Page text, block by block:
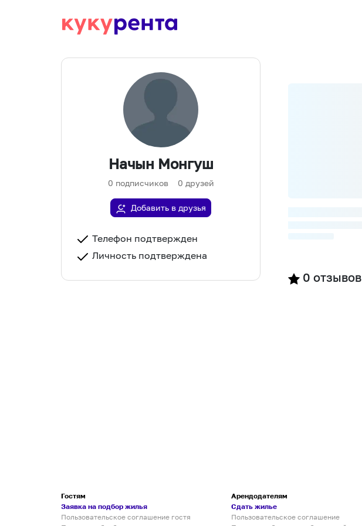
Начын Монгуш
0 подписчиков 0 друзей
Добавить в друзья
Телефон подтвержден
Личность подтверждена
0 отзывов
Гостям
Заявка на подбор жилья
Пользовательское соглашение гостя
Арендодателям
Сдать жилье
Пользовательское соглашение